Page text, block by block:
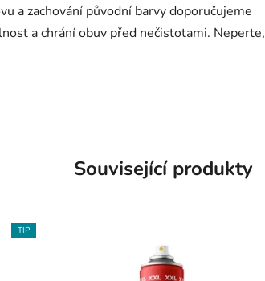
a zachování původní barvy doporučujeme
a chrání obuv před nečistotami. Neperte,
Související produkty
TIP